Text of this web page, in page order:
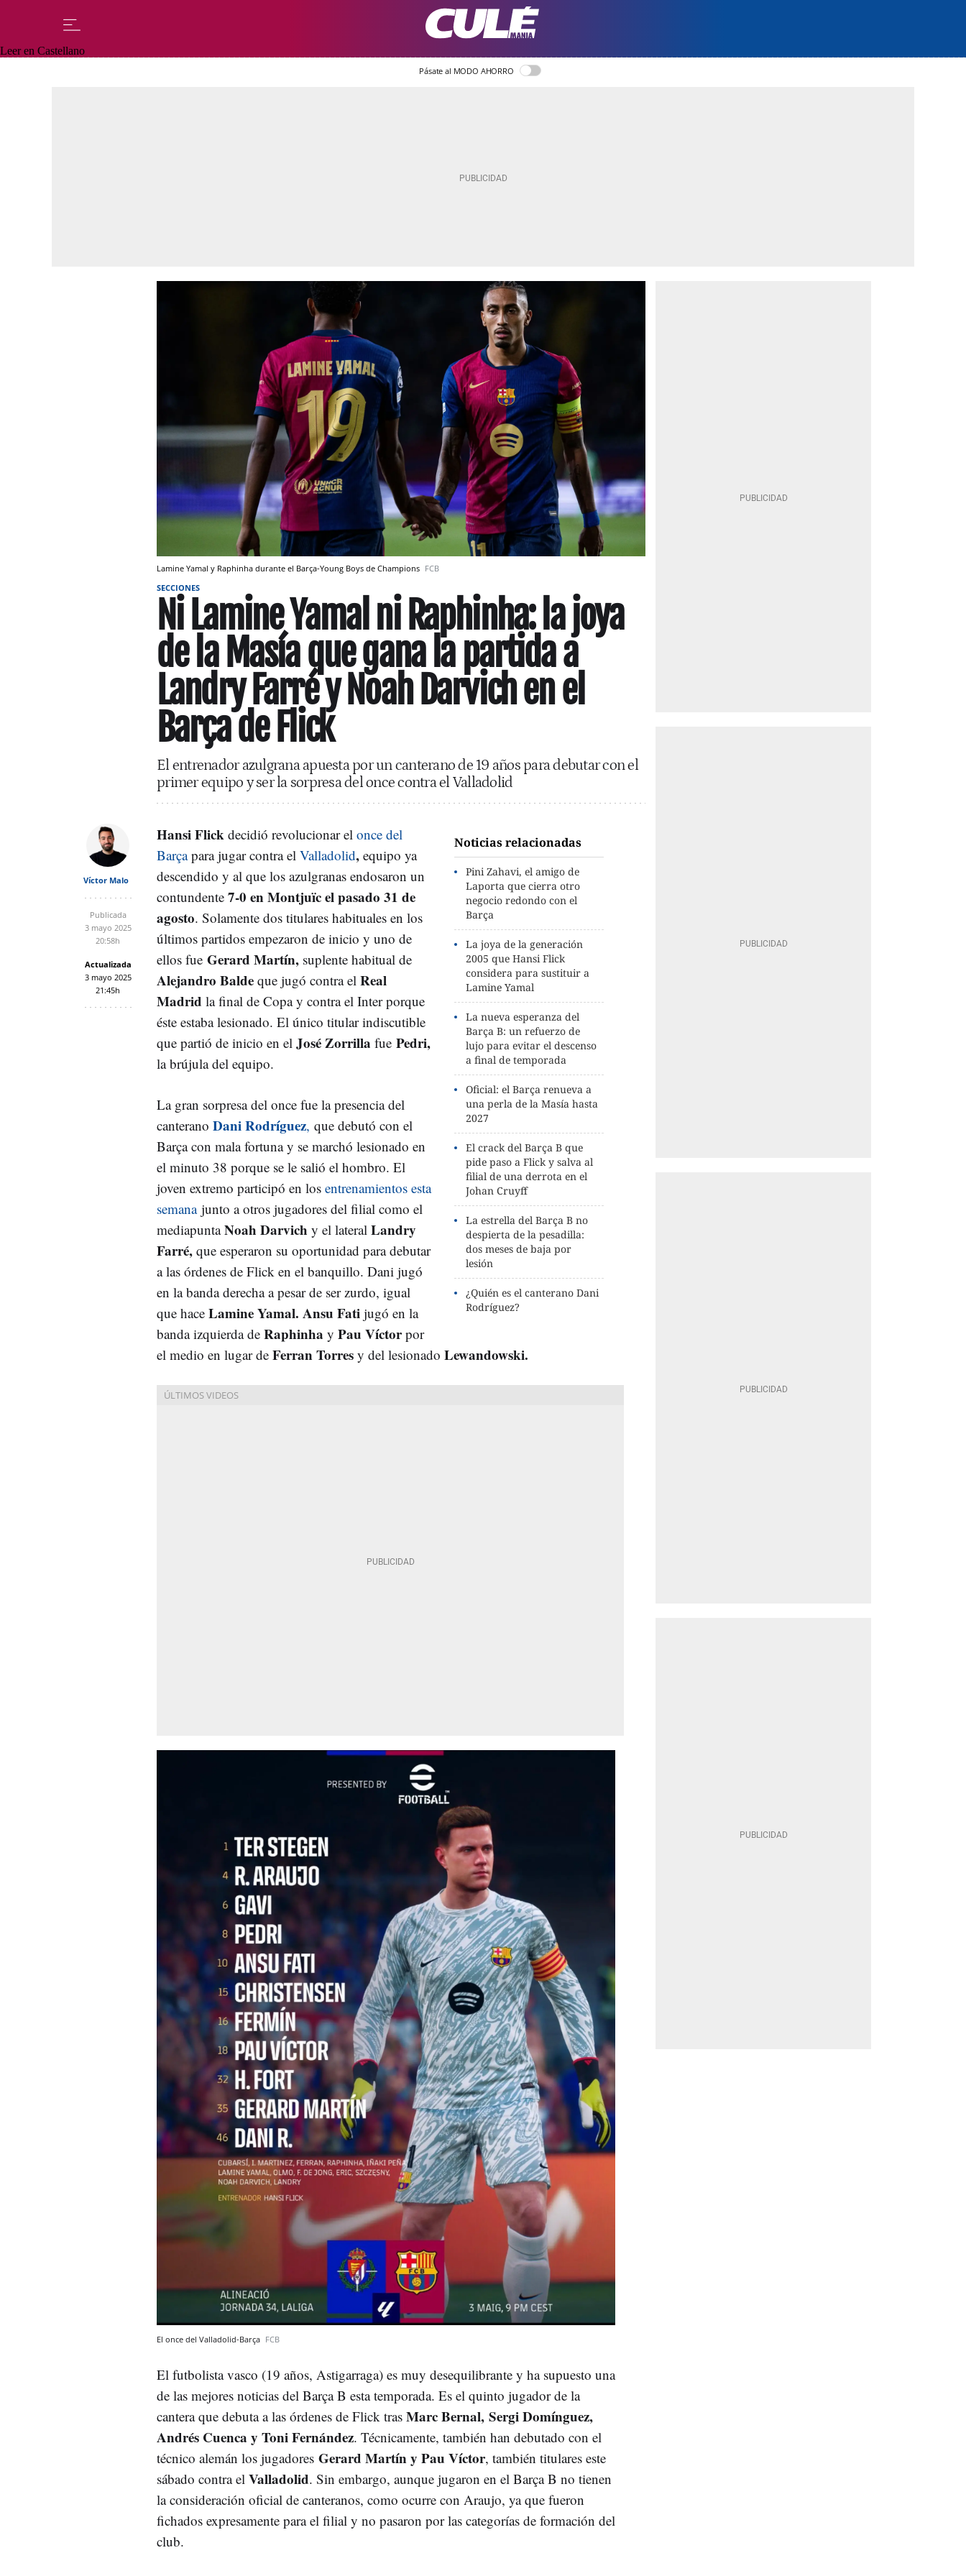
Leer en Castellano
Pásate al MODO AHORRO
Lamine Yamal y Raphinha durante el Barça-Young Boys de Champions FCB
SECCIONES
Ni Lamine Yamal ni Raphinha: la joya
de la Masía que gana la partida a
Landry Farré y Noah Darvich en el
Barça de Flick
El entrenador azulgrana apuesta por un canterano de 19 años para debutar con el
primer equipo y ser la sorpresa del once contra el Valladolid
Víctor Malo
Publicada
3 mayo 2025
20:58h
Actualizada
3 mayo 2025
21:45h
Noticias relacionadas
Pini Zahavi, el amigo de
Laporta que cierra otro
negocio redondo con el
Barça
La joya de la generación
2005 que Hansi Flick
considera para sustituir a
Lamine Yamal
La nueva esperanza del
Barça B: un refuerzo de
lujo para evitar el descenso
a final de temporada
Oficial: el Barça renueva a
una perla de la Masía hasta
2027
El crack del Barça B que
pide paso a Flick y salva al
filial de una derrota en el
Johan Cruyff
La estrella del Barça B no
despierta de la pesadilla:
dos meses de baja por
lesión
¿Quién es el canterano Dani
Rodríguez?
Hansi Flick decidió revolucionar el once del
Barçapara jugar contra el Valladolid, equipo ya
descendido y al que los azulgranas endosaron un
contundente 7-0 en Montjuïc el pasado 31 de
agosto. Solamente dos titulares habituales en los
últimos partidos empezaron de inicio y uno de
ellos fue Gerard Martín, suplente habitual de
Alejandro Balde que jugó contra el Real
Madrid la final de Copa y contra el Inter porque
éste estaba lesionado. El único titular indiscutible
que partió de inicio en el José Zorrilla fue Pedri,
la brújula del equipo.
La gran sorpresa del once fue la presencia del
canterano Dani Rodríguez, que debutó con el
Barça con mala fortuna y se marchó lesionado en
el minuto 38 porque se le salió el hombro. El
joven extremo participó en los entrenamientos esta
semanajunto a otros jugadores del filial como el
mediapuntaNoah Darvich y el lateral Landry
Farré, que esperaron su oportunidad para debutar
a las órdenes de Flick en el banquillo. Dani jugó
en la banda derecha a pesar de ser zurdo, igual
que hace Lamine Yamal. Ansu Fati jugó en la
banda izquierda de Raphinha y Pau Víctorpor
el medio en lugar de Ferran Torres y del lesionado Lewandowski.
El once del Valladolid-Barça FCB
El futbolista vasco (19 años, Astigarraga) es muy desequilibrante y ha supuesto una
de las mejores noticias del Barça B esta temporada. Es el quinto jugador de la
cantera que debuta a las órdenes de Flick tras Marc Bernal, Sergi Domínguez,
Andrés Cuenca y Toni Fernández. Técnicamente, también han debutado con el
técnico alemán los jugadores Gerard Martín y Pau Víctor, también titulares este
sábado contra el Valladolid. Sin embargo, aunque jugaron en el Barça B no tienen
la consideración oficial de canteranos, como ocurre con Araujo, ya que fueron
fichados expresamente para el filial y no pasaron por las categorías de formación del
club.